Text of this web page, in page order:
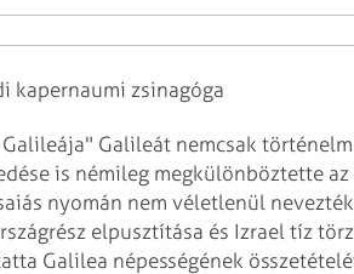
kapernaumi zsinagóga
Galileát nemcsak
is némileg megkülönböztette
nyomán nem véletlenül
elpusztítása és Izrael tíz
Galilea népességének